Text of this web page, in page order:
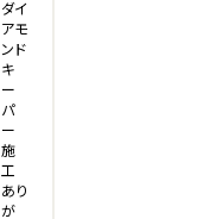
ダイ
アモ
ンド
キ
ー
パ
ー
施
工
あり
が